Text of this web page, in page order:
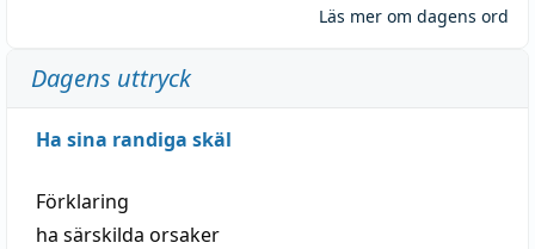
Läs mer om dagens ord
Dagens uttryck
Ha sina randiga skäl
Förklaring
ha särskilda orsaker